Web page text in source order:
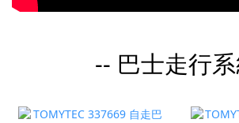
-- 巴士走行